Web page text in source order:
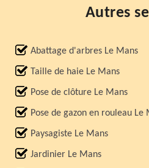
Autres
Abattage d'arbres Le Mans
Taille de haie Le Mans
Pose de clôture Le Mans
Pose de gazon en rouleau Le
Paysagiste Le Mans
Jardinier Le Mans